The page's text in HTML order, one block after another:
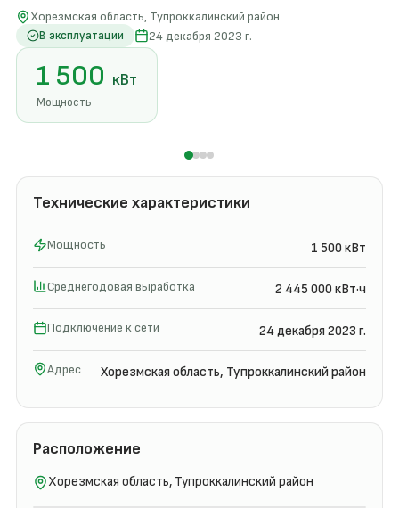
Хорезмская область, Тупроккалинский район
В эксплуатации 24 декабря 2023 г.
1 500 кВт
Мощность
Технические характеристики
Мощность 1 500 кВт
Среднегодовая выработка 2 445 000 кВт·ч
Подключение к сети 24 декабря 2023 г.
Адрес Хорезмская область, Тупроккалинский район
Расположение
Хорезмская область, Тупроккалинский район